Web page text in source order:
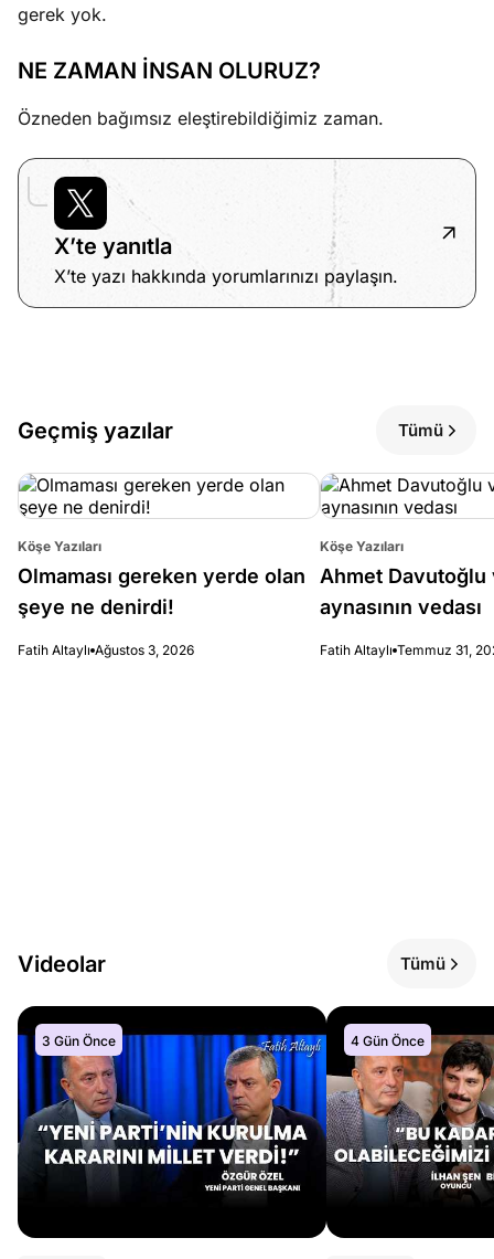
gerek yok.
NE ZAMAN İNSAN OLURUZ?
Özneden bağımsız eleştirebildiğimiz zaman.
X’te yanıtla
X’te yazı hakkında yorumlarınızı paylaşın.
Geçmiş yazılar Tümü
Köşe Yazıları
Olmaması gereken yerde olan
şeye ne denirdi!
Fatih Altaylı Ağustos 3, 2026
Köşe Yazıları
Ahmet
aynasının vedası
Fatih Altaylı Temmuz 31,
Videolar Tümü
3 Gün Önce 4 Gün Önce